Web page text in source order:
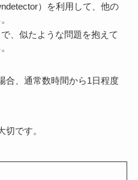
）を利用して、他の
、似たような問題を抱えて
合、通常数時間から1日程度
です。